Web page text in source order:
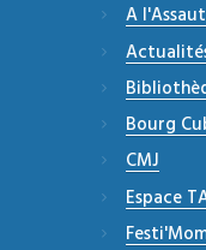
A
Bourg
CMJ
Espace